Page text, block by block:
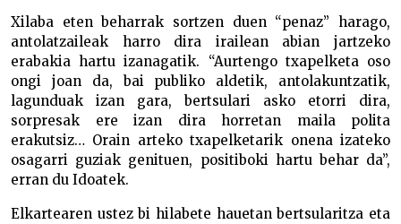
Xilaba eten beharrak sortzen duen “penaz” harago,
antolatzaileak harro dira irailean abian jartzeko
erabakia hartu izanagatik. “Aurtengo txapelketa oso
ongi joan da, bai publiko aldetik, antolakuntzatik,
lagunduak izan gara, bertsulari asko etorri dira,
sorpresak ere izan dira horretan maila polita
erakutsiz… Orain arteko txapelketarik onena izateko
osagarri guziak genituen, positiboki hartu behar da”,
erran du Idoatek.
Elkartearen ustez bi hilabete hauetan bertsularitza eta